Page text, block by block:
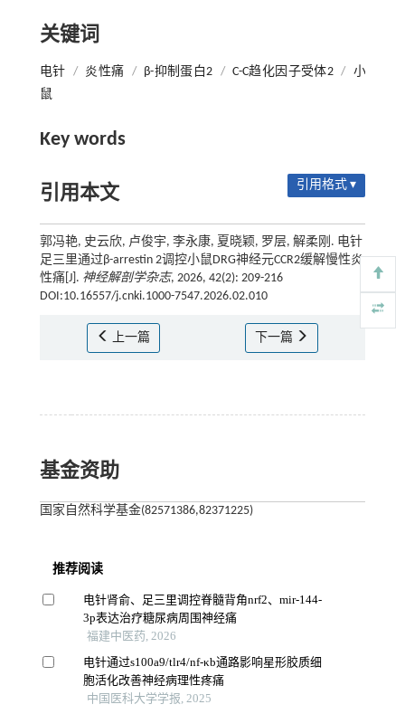
关键词
电针 / 炎性痛 / β-抑制蛋白2 / C-C趋化因子受体2 / 小
鼠
Key words
引用本文 引用格式 ▾
郭冯艳, 史云欣, 卢俊宇, 李永康, 夏晓颖, 罗层, 解柔刚. 电针
足三里通过β-arrestin 2调控小鼠DRG神经元CCR2缓解慢性炎
性痛[J]. 神经解剖学杂志, 2026, 42(2): 209-216
DOI:10.16557/j.cnki.1000-7547.2026.02.010
上一篇 下一篇
基金资助
国家自然科学基金(82571386,82371225)